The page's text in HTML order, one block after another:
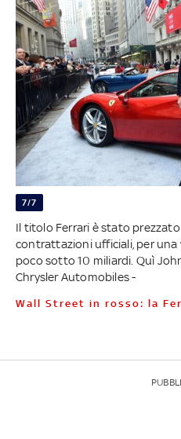
7/7
Il titolo Ferrari è stato prezzato
contrattazioni ufficiali, per una
poco sotto 10 miliardi. Quì
Chrysler Automobiles -
Wall Street in rosso: la